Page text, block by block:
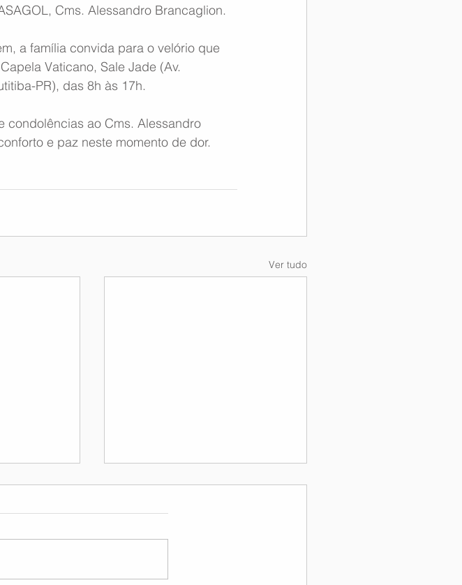
Cms. Alessandro Brancaglion.
a família convida para o velório que
Vaticano, Sale Jade (Av.
PR), das 8h às 17h.
condolências ao Cms. Alessandro
e paz neste momento de dor.
Ver tudo